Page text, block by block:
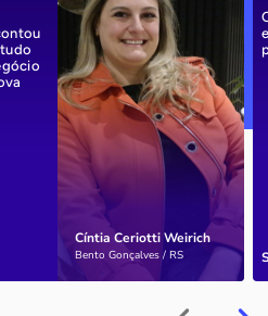
Cíntia Ceriotti Weirich
Bento Gonçalves / RS